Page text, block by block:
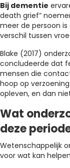
Bij dementie
death grief”
meer de persoon
verschil tussen
Blake (2017)
concludeerde dat
mensen die
hoop op
opleven, en dan
Wat
deze
Wetenschappelijk
voor wat kan